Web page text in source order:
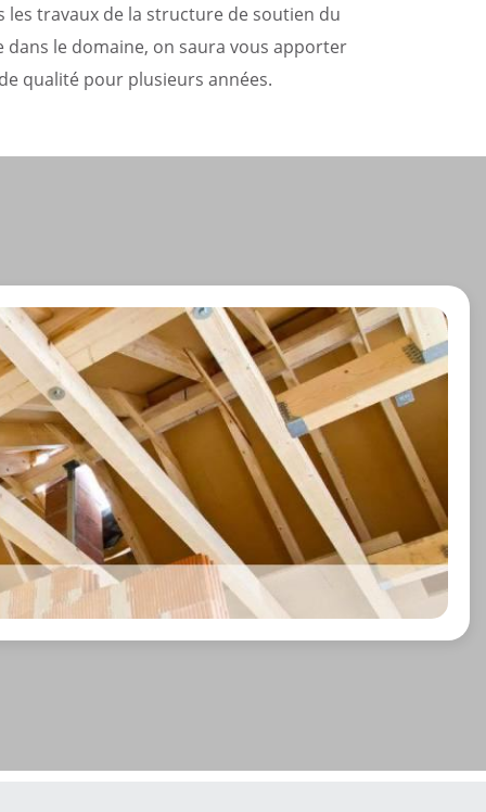
travaux de la structure de soutien du
dans le domaine, on saura vous apporter
qualité pour plusieurs années.